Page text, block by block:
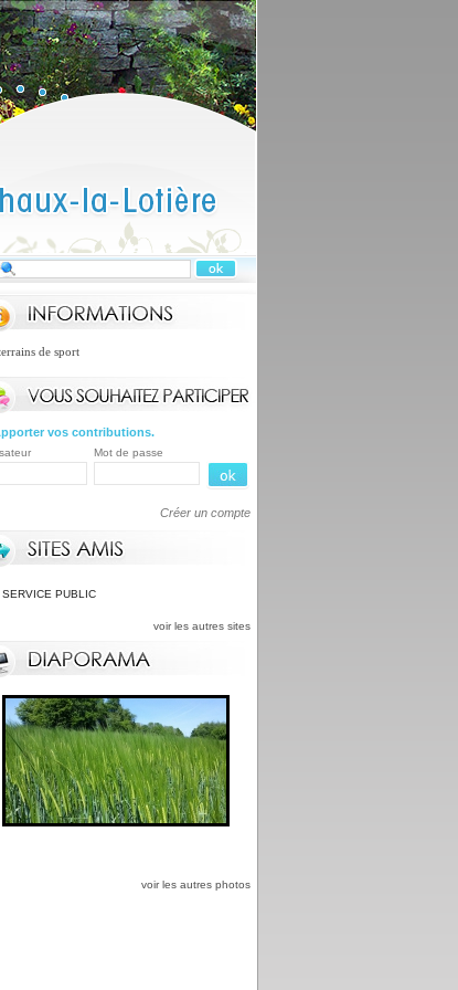
de sport
vos contributions.
Mot de passe
Créer un compte
SERVICE PUBLIC
voir les autres sites
voir les autres photos